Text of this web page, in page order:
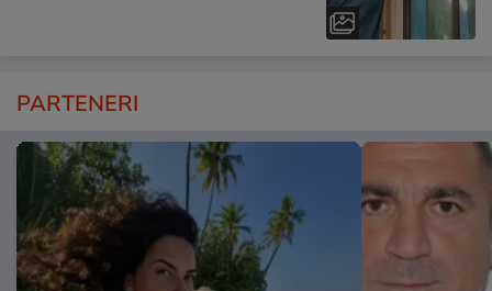
PARTENERI